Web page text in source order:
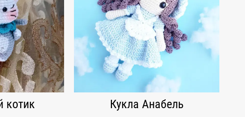
котик Кукла Анабель